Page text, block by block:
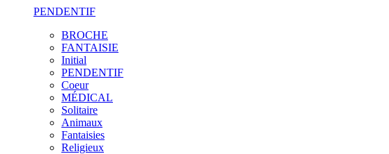
PENDENTIF
BROCHE
FANTAISIE
Initial
PENDENTIF
Coeur
MÉDICAL
Solitaire
Animaux
Fantaisies
Religieux